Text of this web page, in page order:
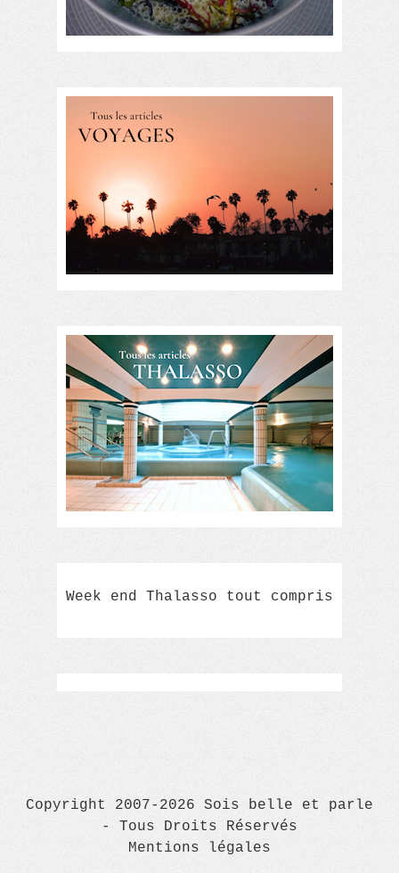
Week end Thalasso tout compris
Copyright 2007-2026 Sois belle et parle
- Tous Droits Réservés
Mentions légales